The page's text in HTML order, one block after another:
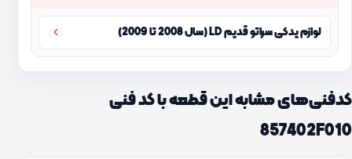
لوازم یدکی سراتو قدیم LD (سال 2008 تا 2009)
کدفنی‌های مشابه این قطعه با کد فنی
857402F010